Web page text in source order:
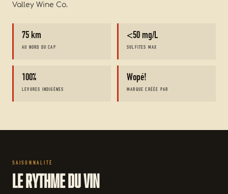
Valley Wine Co.
75 km
AU NORD DU CAP
<50 mg/L
SULFITES MAX
100%
LEVURES INDIGÈNES
Wopé!
MARQUE CRÉÉE PAR
SAISONNALITÉ
Le rythme du vin